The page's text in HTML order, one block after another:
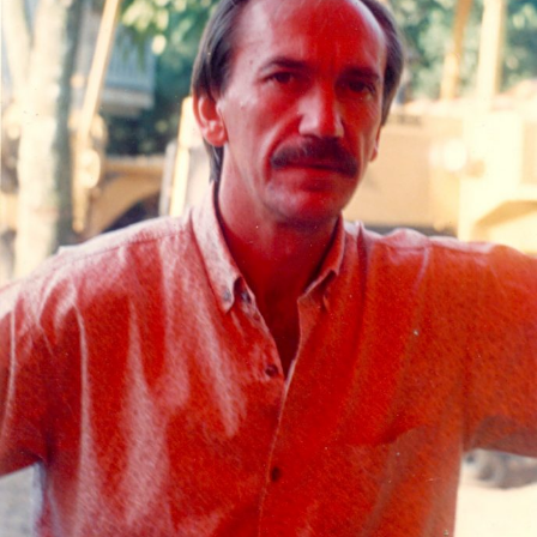
estarão se apresentando uma série de atrações, entre
elas Julhiano e Vinícius e Alexandre César (dia 11),
Nativa e Dabêra (dia 12), Creaminalz (dia 17), Juba
Brothers e Diogo Juan (dia 18) e Gabriel Matias, Folha
Seca (com participação de Volnei Bianchini) e Marcelo
Serra (dia 19).
Biergarten